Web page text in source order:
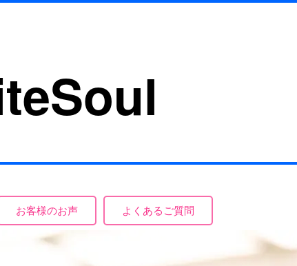
お客様のお声 よくあるご質問